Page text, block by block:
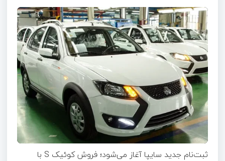
ثبت‌نام جدید سایپا آغاز می‌شود؛ فروش کوئیک S با